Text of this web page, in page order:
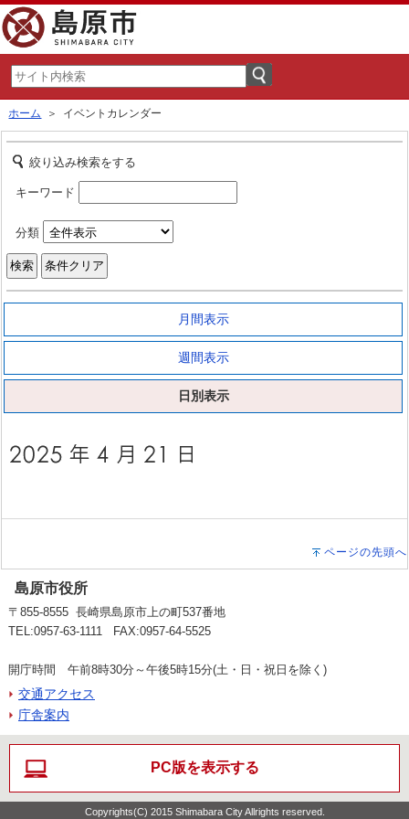
ホーム ＞ イベントカレンダー
絞り込み検索をする
キーワード
分類
月間表示
週間表示
日別表示
ページの先頭へ
島原市役所
〒855-8555 長崎県島原市上の町537番地
TEL:0957-63-1111 FAX:0957-64-5525
開庁時間 午前8時30分～午後5時15分(土・日・祝日を除く)
交通アクセス
庁舎案内
PC版を表示する
Copyrights(C) 2015 Shimabara City Allrights reserved.